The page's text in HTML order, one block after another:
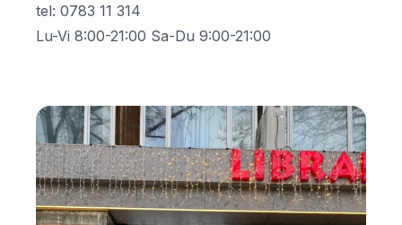
tel: 0783 11 314
Lu-Vi 8:00-21:00 Sa-Du 9:00-21:00